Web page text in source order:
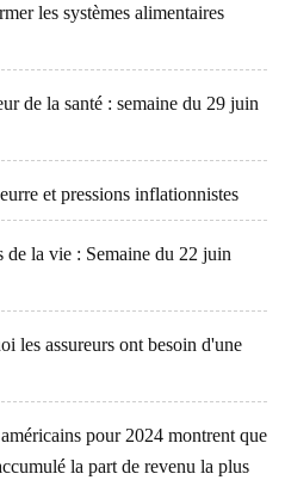
les systèmes alimentaires
de la santé : semaine du 29 juin
et pressions inflationnistes
de la vie : Semaine du 22 juin
les assureurs ont besoin d'une
pour 2024 montrent que
la part de revenu la plus